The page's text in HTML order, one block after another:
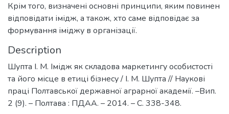
Крім того, визначені основні принципи, яким повинен
відповідати імідж, а також, хто саме відповідає за
формування іміджу в організації.
Description
Шупта І. М. Імідж як складова маркетингу особистості
та його місце в етиці бізнесу / І. М. Шупта // Наукові
праці Полтавської державної аграрної академії. –Вип.
2 (9). – Полтава : ПДАА. – 2014. – С. 338-348.